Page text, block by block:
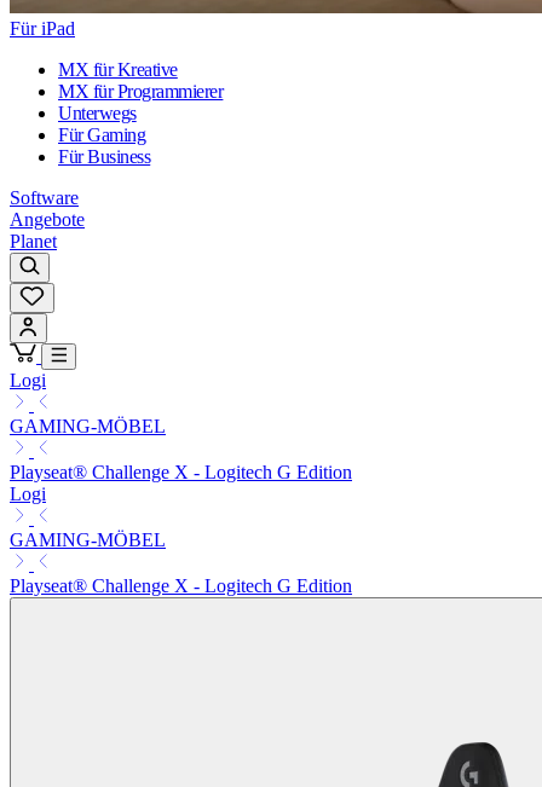
Für iPad
MX für Kreative
MX für Programmierer
Unterwegs
Für Gaming
Für Business
Software
Angebote
Planet
Logi
GAMING-MÖBEL
Playseat® Challenge X - Logitech G Edition
Logi
GAMING-MÖBEL
Playseat® Challenge X - Logitech G Edition